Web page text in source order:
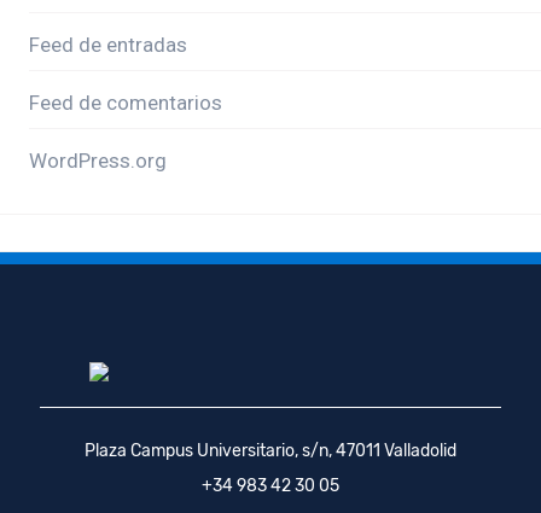
Feed de entradas
Feed de comentarios
WordPress.org
Plaza Campus Universitario, s/n, 47011 Valladolid
+34 983 42 30 05